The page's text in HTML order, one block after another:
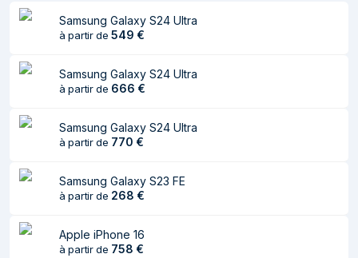
Hauteur du colis 30 mm
Taille de l'écran
Résolution de
2664 x 1200 pixels
Type de panneau AMOLED
Rétroéclairage à
LED
Samsung Galaxy S24 Ultra
à partir de 549 €
Samsung Galaxy S24 Ultra
à partir de 666 €
Samsung Galaxy S24 Ultra
à partir de 770 €
Samsung Galaxy S23 FE
à partir de 268 €
Apple iPhone 16
à partir de 758 €